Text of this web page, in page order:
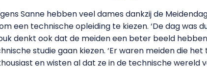
Sanne hebben veel dames dankzij de
een technische opleiding te kiezen. ‘De dag was
denkt ook dat de meiden een beter beeld
studie gaan kiezen. ‘Er waren meiden die
en wisten al dat ze in de technische wereld